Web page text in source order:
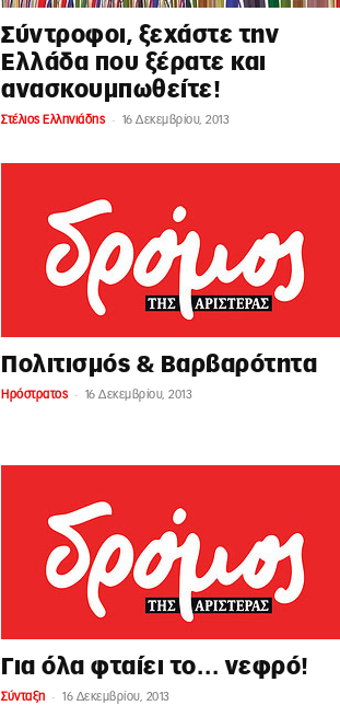
Σύντροφοι, ξεχάστε την
Ελλάδα που ξέρατε και
ανασκουμπωθείτε!
Στέλιος Ελληνιάδης - 16 Δεκεμβρίου, 2013
Πολιτισμός & Βαρβαρότητα
Ηρόστρατος - 16 Δεκεμβρίου, 2013
Για όλα φταίει το… νεφρό!
Σύνταξη - 16 Δεκεμβρίου, 2013